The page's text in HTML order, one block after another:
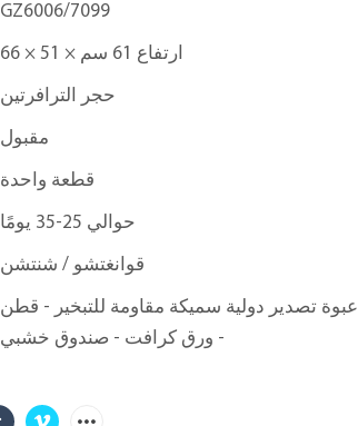
GZ6006/7099
66 × 51 × ارتفاع 61 سم
حجر الترافرتين
مقبول
قطعة واحدة
حوالي 25-35 يومًا
قوانغتشو / شنتشن
عبوة تصدير دولية سميكة مقاومة للتبخير - قطن EPE - غلاف فقاعي - واقيات زوايا
- ورق كرافت - صندوق خشبي